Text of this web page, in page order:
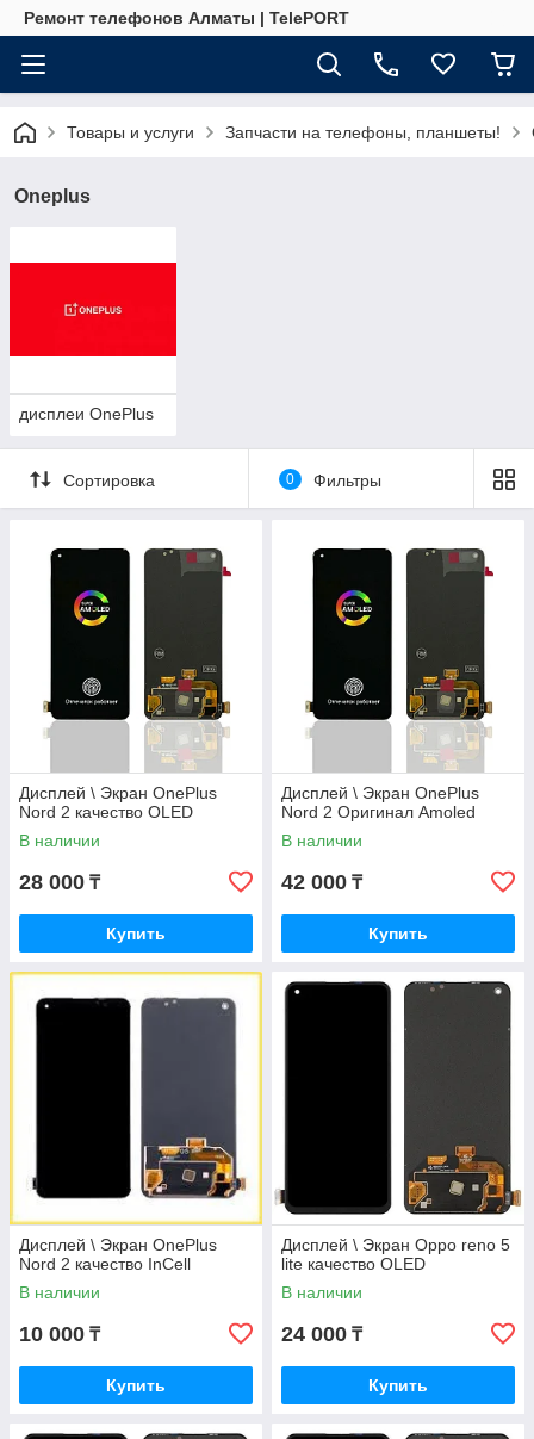
Ремонт телефонов Алматы | TelePORT
Товары и услуги Запчасти на телефоны, планшеты!
Oneplus
дисплеи OnePlus
Сортировка 0 Фильтры
Дисплей \ Экран OnePlus
Nord 2 качество OLED
В наличии
28 000 ₸
Купить
Дисплей \ Экран OnePlus
Nord 2 Оригинал Amoled
В наличии
42 000 ₸
Купить
Дисплей \ Экран OnePlus
Nord 2 качество InCell
В наличии
10 000 ₸
Купить
Дисплей \ Экран Oppo reno 5
lite качество OLED
В наличии
24 000 ₸
Купить